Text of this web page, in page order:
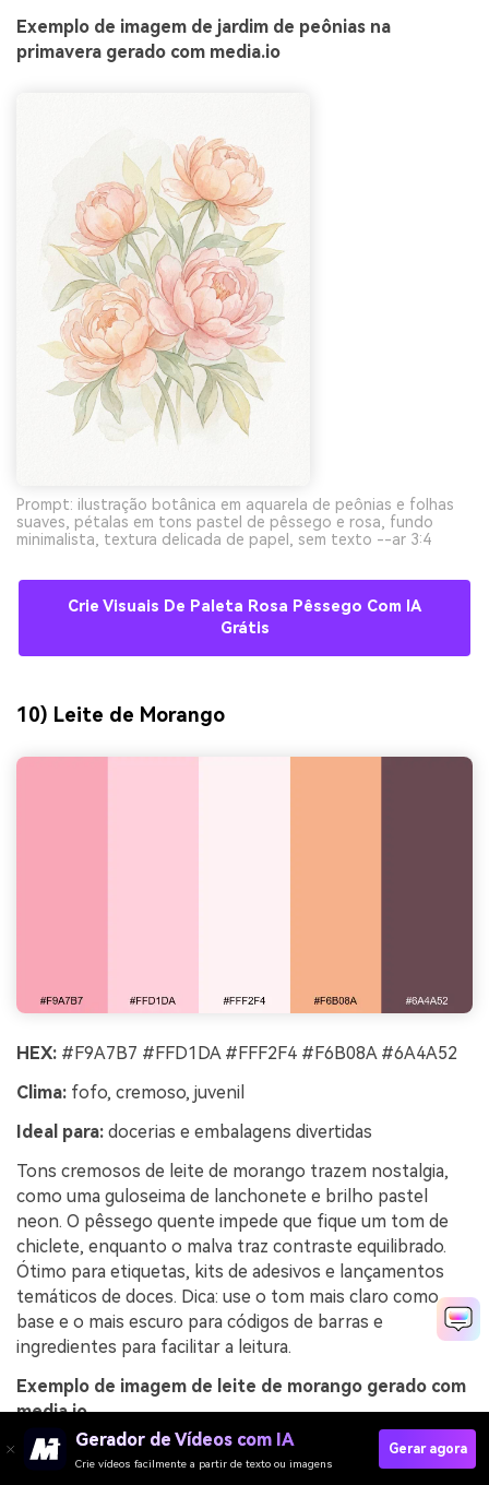
Exemplo de imagem de jardim de peônias na
primavera gerado com media.io
Prompt: ilustração botânica em aquarela de peônias e folhas
suaves, pétalas em tons pastel de pêssego e rosa, fundo
minimalista, textura delicada de papel, sem texto --ar 3:4
Crie Visuais De Paleta Rosa Pêssego Com IA
Grátis
10) Leite de Morango
HEX: #F9A7B7 #FFD1DA #FFF2F4 #F6B08A #6A4A52
Clima: fofo, cremoso, juvenil
Ideal para: docerias e embalagens divertidas
Tons cremosos de leite de morango trazem nostalgia,
como uma guloseima de lanchonete e brilho pastel
neon. O pêssego quente impede que fique um tom de
chiclete, enquanto o malva traz contraste equilibrado.
Ótimo para etiquetas, kits de adesivos e lançamentos
temáticos de doces. Dica: use o tom mais claro como
base e o mais escuro para códigos de barras e
ingredientes para facilitar a leitura.
Exemplo de imagem de leite de morango gerado com
media.io
Gerador de Vídeos com IA
Crie vídeos facilmente a partir de texto ou imagens
Gerar agora